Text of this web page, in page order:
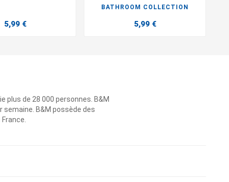
5,99 €
BATHROOM COLLECTION
5,99 €
plus de 28 000 personnes. B&M
B&M possède des